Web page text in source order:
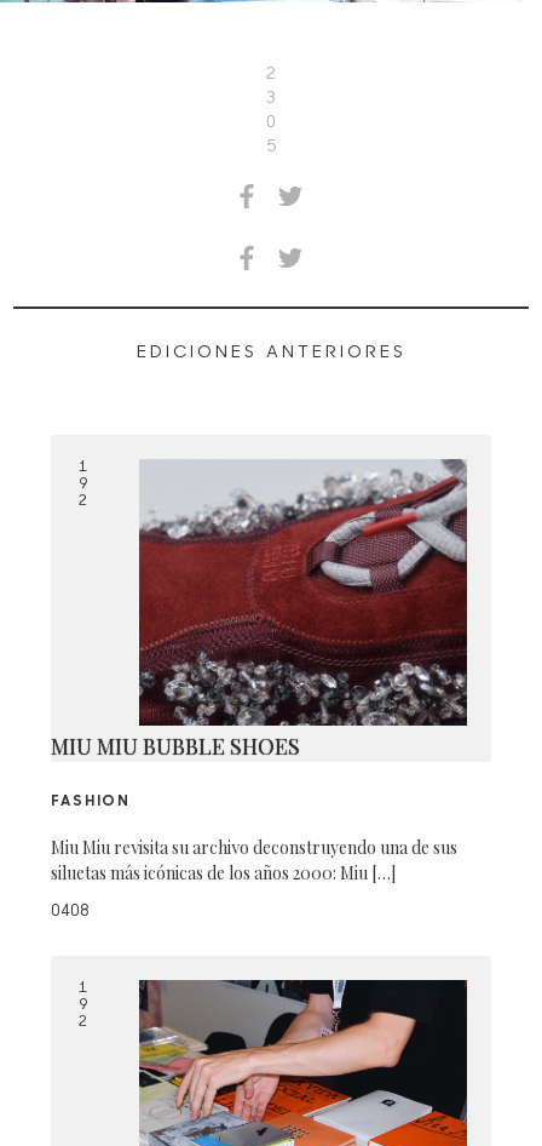
2
3
0
5
EDICIONES ANTERIORES
1
9
2
MIU MIU BUBBLE SHOES
FASHION
Miu Miu revisita su archivo deconstruyendo una de sus
siluetas más icónicas de los años 2000: Miu […]
0408
1
9
2